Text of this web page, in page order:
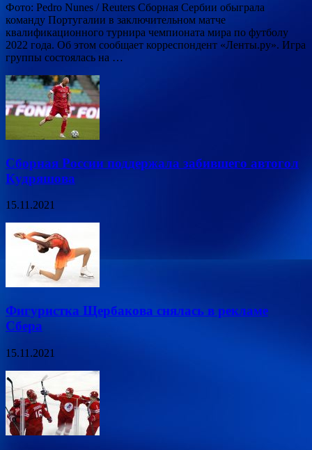
Фото: Pedro Nunes / Reuters Сборная Сербии обыграла
команду Португалии в заключительном матче
квалификационного турнира чемпионата мира по футболу
2022 года. Об этом сообщает корреспондент «Ленты.ру». Игра
группы состоялась на …
Сборная России поддержала забившего автогол
Кудряшова
15.11.2021
Фигуристка Щербакова снялась в рекламе
Сбера
15.11.2021